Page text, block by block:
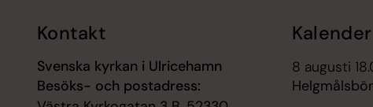
Kontakt
Svenska kyrkan i Ulricehamn
Besöks- och postadress:
Kalender
8 augusti